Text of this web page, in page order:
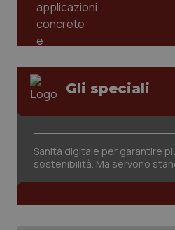
Gli speciali
Sanità digitale per garantire
sostenibilità. Ma servono
CookieScriptConsent